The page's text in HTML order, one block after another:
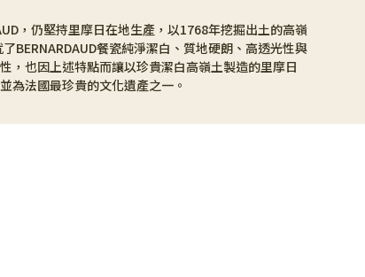
，仍堅持里摩日在地生產，以1768年挖掘出土的高嶺
BERNARDAUD餐瓷純淨潔白、質地硬朗、高透光性與
，也因上述特點而讓以珍貴潔白高嶺土製造的里摩日
為法國最珍貴的文化遺產之一。